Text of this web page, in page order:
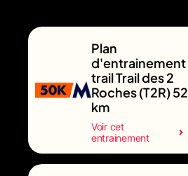
Plan
d'entrainement
trail Trail des 2
Roches (T2R) 52
km
Voir cet
entrainement